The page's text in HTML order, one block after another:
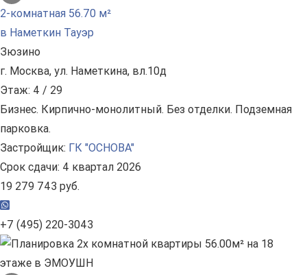
2-комнатная 56.70 м²
в Наметкин Тауэр
Зюзино
г. Москва, ул. Наметкина, вл.10д
Этаж: 4 / 29
Бизнес. Кирпично-монолитный. Без отделки. Подземная
парковка.
Застройщик: ГК "ОСНОВА"
Срок сдачи: 4 квартал 2026
19 279 743 руб.
+7 (495) 220-3043